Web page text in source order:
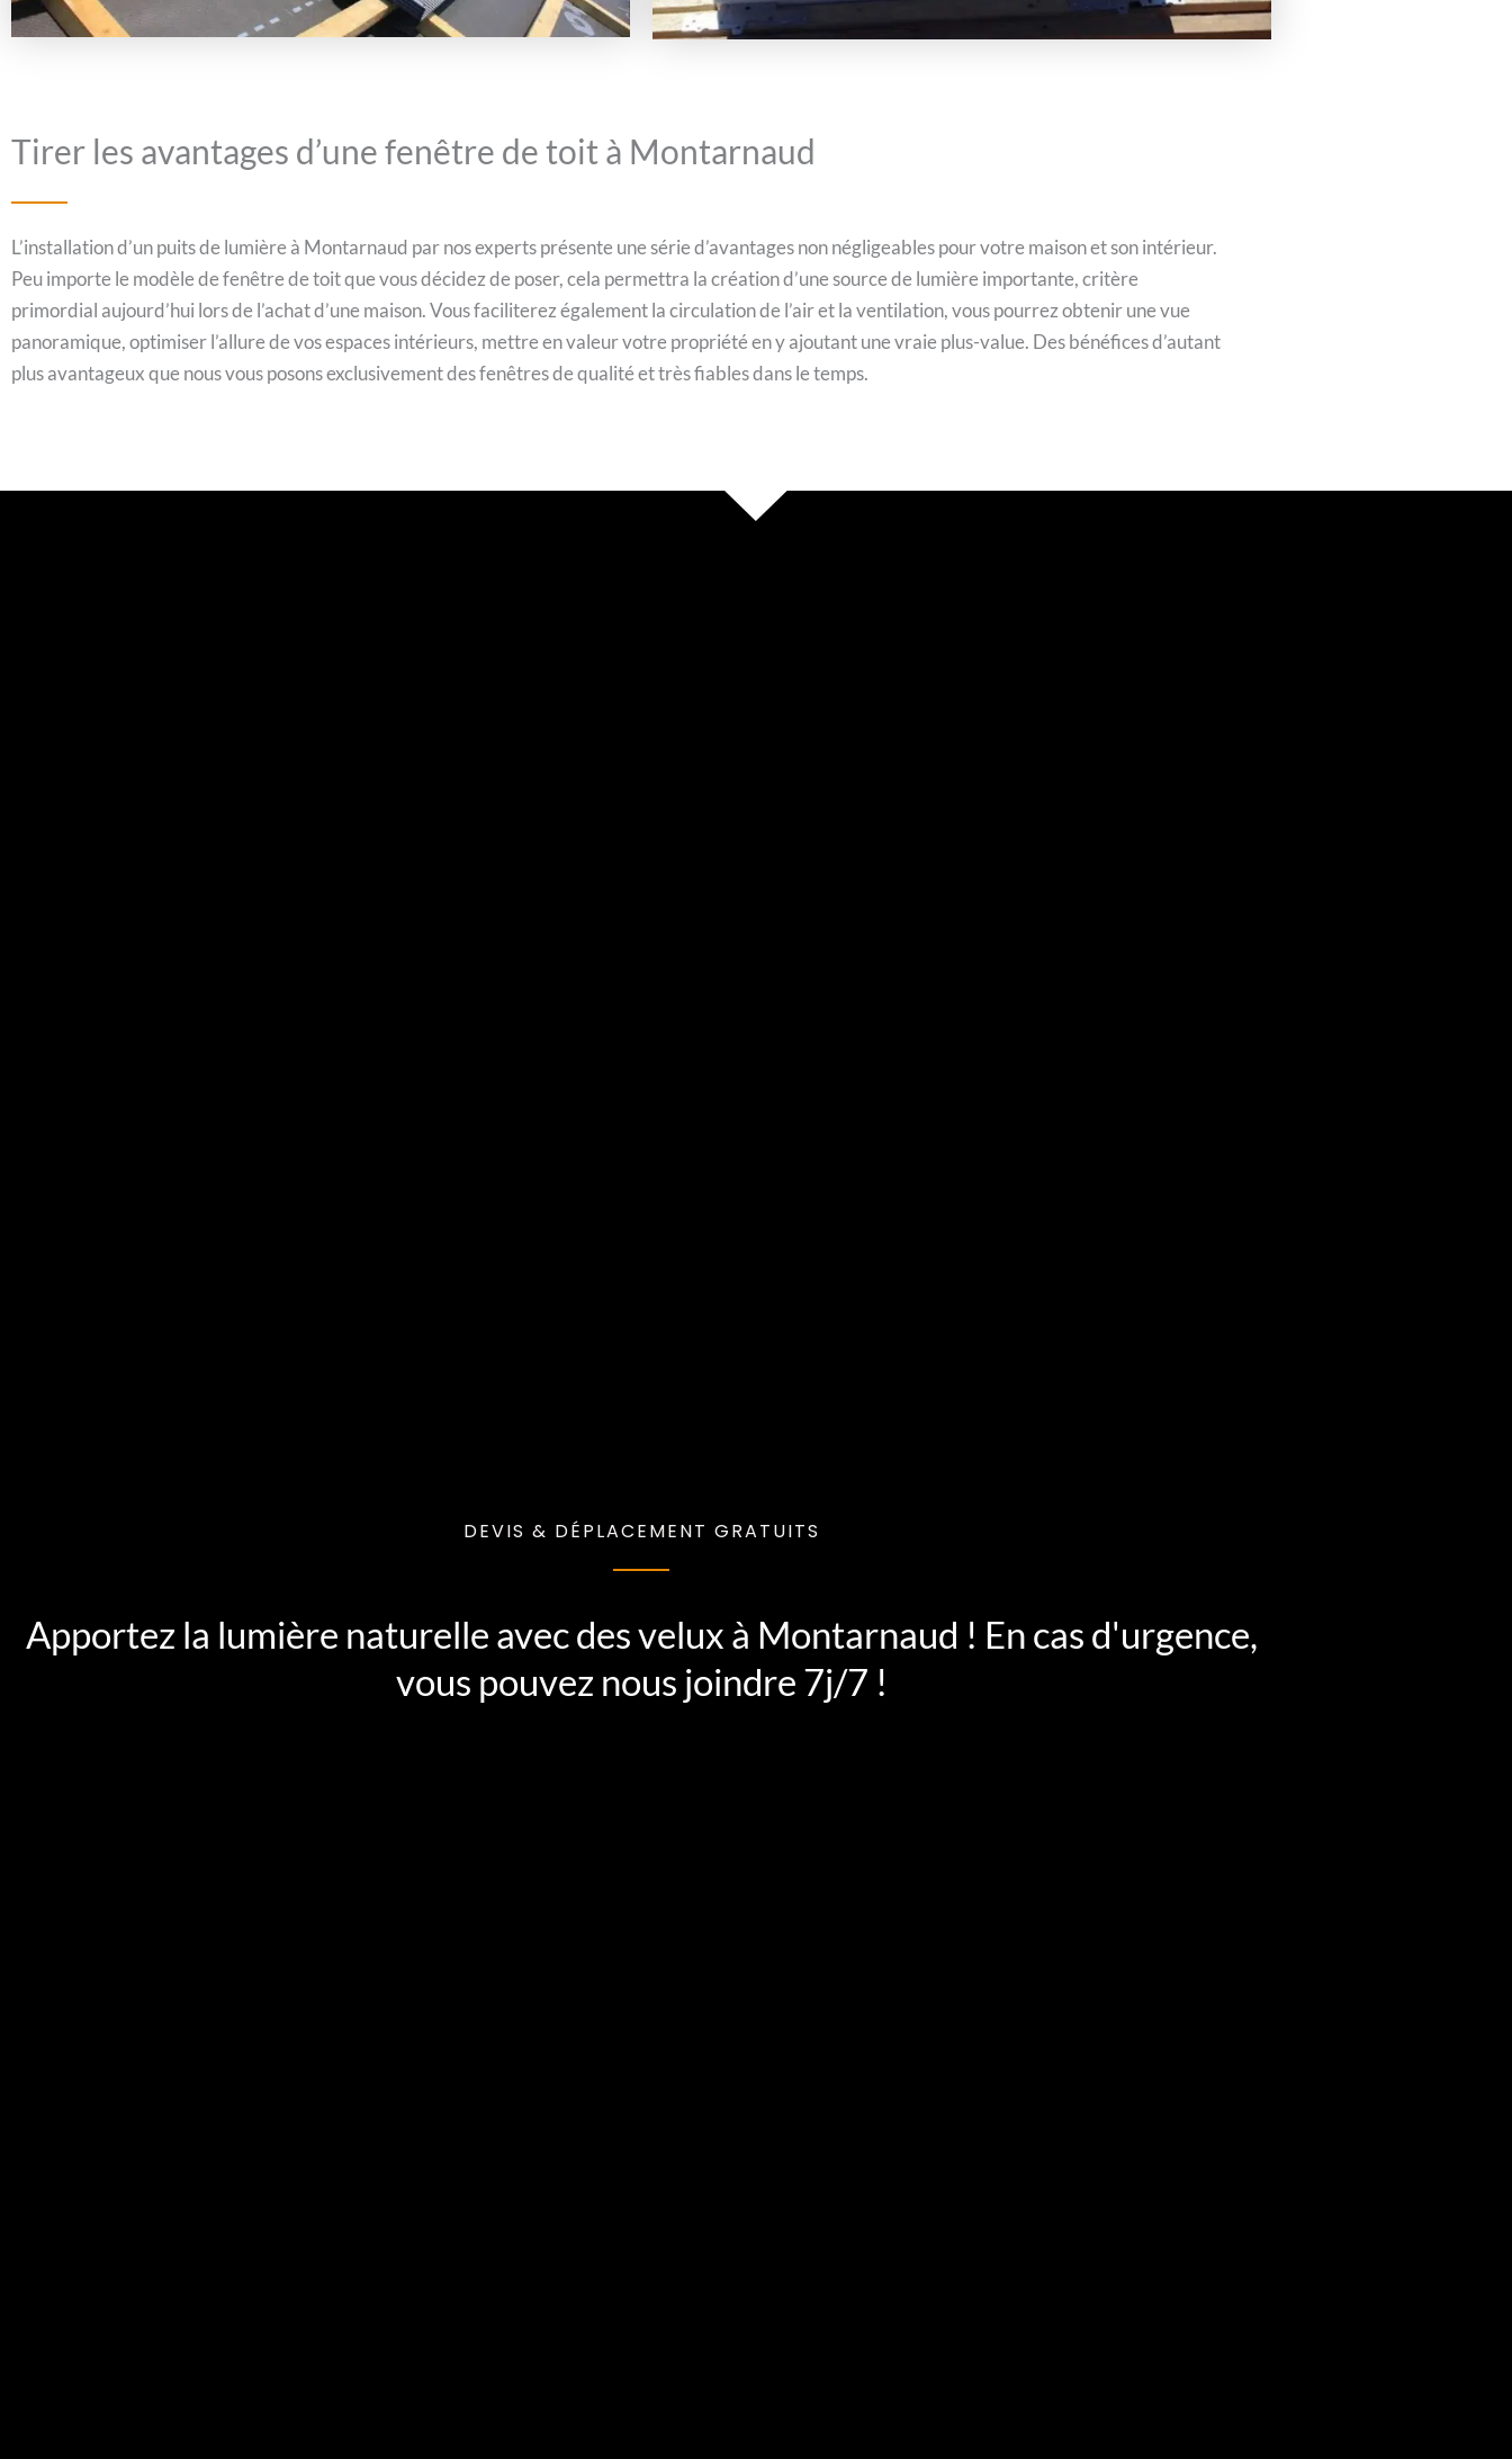
Tirer les avantages d’une fenêtre de toit à Montarnaud
L’installation d’un puits de lumière à Montarnaud par nos experts présente une série d’avantages non négligeables pour votre maison et son intérieur.
Peu importe le modèle de fenêtre de toit que vous décidez de poser, cela permettra la création d’une source de lumière importante, critère
primordial aujourd’hui lors de l’achat d’une maison. Vous faciliterez également la circulation de l’air et la ventilation, vous pourrez obtenir une vue
panoramique, optimiser l’allure de vos espaces intérieurs, mettre en valeur votre propriété en y ajoutant une vraie plus-value. Des bénéfices d’autant
plus avantageux que nous vous posons exclusivement des fenêtres de qualité et très fiables dans le temps.
DEVIS & DÉPLACEMENT GRATUITS
Apportez la lumière naturelle avec des velux à Montarnaud ! En cas d'urgence,
vous pouvez nous joindre 7j/7 !